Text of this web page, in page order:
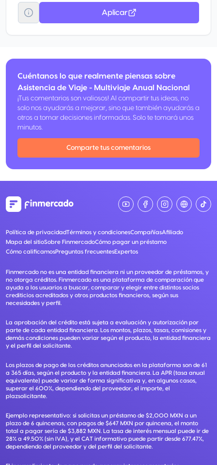
Aplicar
Cuéntanos lo que realmente piensas sobre
Asistencia de Viaje - Multiviaje Anual Nacional
¡Tus comentarios son valiosos! Al compartir tus ideas, no
solo nos ayudarás a mejorar, sino que también ayudarás a
otros a tomar decisiones informadas. Solo te tomará unos
minutos.
Comparte tus comentarios
Política de privacidadTérminos y condicionesCompañíasAfiliado
Mapa del sitioSobre FinmercadoCómo pagar un préstamo
Cómo calificamosPreguntas frecuentesExpertos
Finmercado no es una entidad financiera ni un proveedor de préstamos, y
no otorga créditos. Finmercado es una plataforma de comparación que
ayuda a los usuarios a buscar, comparar y elegir entre distintos socios
crediticios acreditados y otros productos financieros, según sus
necesidades y perfil.
La aprobación del crédito está sujeta a evaluación y autorización por
parte de cada entidad financiera. Los montos, plazos, tasas, comisiones y
demás condiciones pueden variar según el producto, la entidad financiera
y el perfil del solicitante.
Los plazos de pago de los créditos anunciados en la plataforma son de 61
a 365 días, según el producto y la entidad financiera. La APR (tasa anual
equivalente) puede variar de forma significativa y, en algunos casos,
superar el 600%, dependiendo del proveedor, el importe, el
plazsolicitante.
Ejemplo representativo: si solicitas un préstamo de $2,000 MXN a un
plazo de 6 quincenas, con pagos de $647 MXN por quincena, el monto
total a pagar sería de $3,882 MXN. La tasa de interés mensual puede ir de
28% a 49.50% (sin IVA), y el CAT informativo puede partir desde 677.47%,
dependiendo del proveedor y del perfil del solicitante.